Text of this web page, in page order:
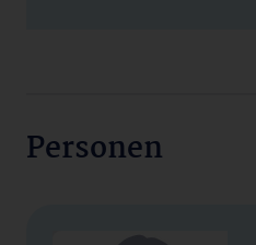
Personen